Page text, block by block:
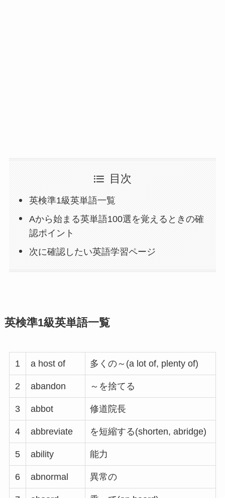
目次
英検準1級英単語一覧
Aから始まる英単語100選を覚えるときの確
認ポイント
次に確認したい英語学習ページ
英検準1級英単語一覧
1 a host of 多くの～(a lot of, plenty of)
2 abandon ～を捨てる
3 abbot 修道院長
4 abbreviate を短縮する(shorten, abridge)
5 ability 能力
6 abnormal 異常の